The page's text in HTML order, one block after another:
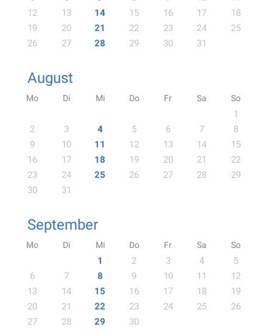
12
13 14 15 16 17
18
19
20 21 22 23 24
25
26
27 28 29 30 31
August
Mo Di Mi Do Fr Sa So
1
2
3 4 5 6 7
8
9
10 11 12 13 14
15
16
17 18 19 20 21
22
23
24 25 26 27 28
29
30
31
September
Mo Di Mi Do Fr Sa So
1 2 3 4
5
6
7 8 9 10 11
12
13
14 15 16 17 18
19
20
21 22 23 24 25
26
27
28 29 30